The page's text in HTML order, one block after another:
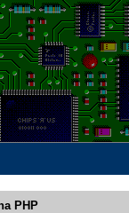
PHP